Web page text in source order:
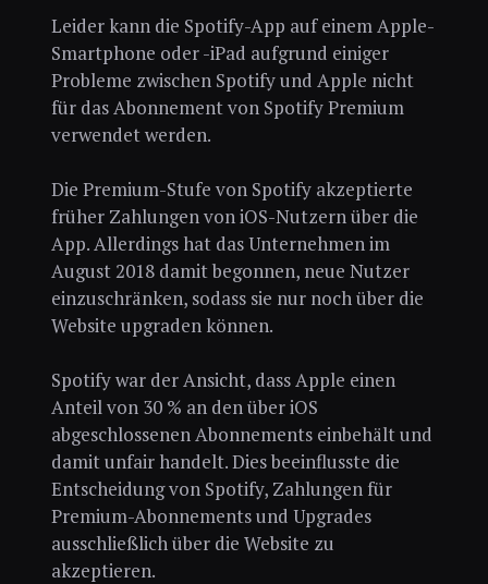
Leider kann die Spotify-App auf einem Apple-
Smartphone oder -iPad aufgrund einiger
Probleme zwischen Spotify und Apple nicht
für das Abonnement von Spotify Premium
verwendet werden.
Die Premium-Stufe von Spotify akzeptierte
früher Zahlungen von iOS-Nutzern über die
App. Allerdings hat das Unternehmen im
August 2018 damit begonnen, neue Nutzer
einzuschränken, sodass sie nur noch über die
Website upgraden können.
Spotify war der Ansicht, dass Apple einen
Anteil von 30 % an den über iOS
abgeschlossenen Abonnements einbehält und
damit unfair handelt. Dies beeinflusste die
Entscheidung von Spotify, Zahlungen für
Premium-Abonnements und Upgrades
ausschließlich über die Website zu
akzeptieren.